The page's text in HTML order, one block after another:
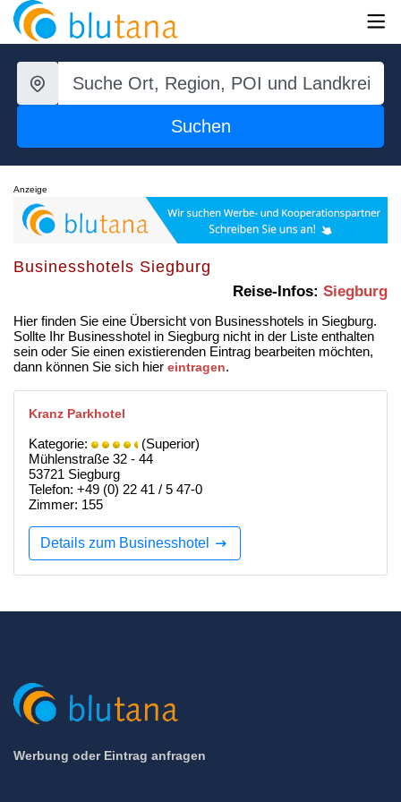
Suchen
Anzeige
Businesshotels Siegburg
Reise-Infos: Siegburg
Hier finden Sie eine Übersicht von Businesshotels in Siegburg.
Sollte Ihr Businesshotel in Siegburg nicht in der Liste enthalten
sein oder Sie einen existierenden Eintrag bearbeiten möchten,
dann können Sie sich hier eintragen.
Kranz Parkhotel
Kategorie:
(Superior)
Mühlenstraße 32 - 44
53721 Siegburg
Telefon: +49 (0) 22 41 / 5 47-0
Zimmer: 155
Details zum Businesshotel
Werbung oder Eintrag anfragen